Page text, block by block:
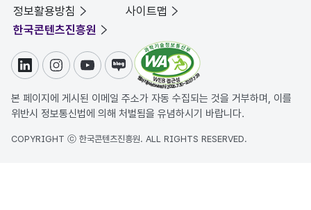
정보활용방침
사이트맵
한국콘텐츠진흥원
링크드인인스타그램
유튜브블로그
본 페이지에 게시된 이메일 주소가 자동 수집되는 것을 거부하며, 이를
위반시 정보통신법에 의해 처벌됨을 유념하시기 바랍니다.
COPYRIGHT ⓒ 한국콘텐츠진흥원. ALL RIGHTS RESERVED.